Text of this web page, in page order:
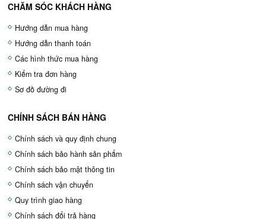
CHĂM SÓC KHÁCH HÀNG
Hướng dẫn mua hàng
Hướng dẫn thanh toán
Các hình thức mua hàng
Kiểm tra đơn hàng
Sơ đồ đường đi
CHÍNH SÁCH BÁN HÀNG
Chính sách và quy định chung
Chính sách bảo hành sản phẩm
Chính sách bảo mật thông tin
Chính sách vận chuyển
Quy trình giao hàng
Chính sách đổi trả hàng